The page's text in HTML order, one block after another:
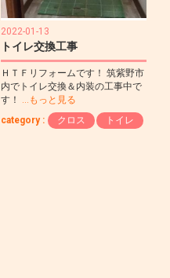
2022-01-13
トイレ交換工事
ＨＴＦリフォームです！ 筑紫野市
内でトイレ交換＆内装の工事中で
す！
…もっと見る
category :
クロス トイレ